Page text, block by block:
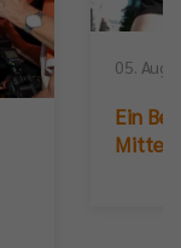
05.
Ein